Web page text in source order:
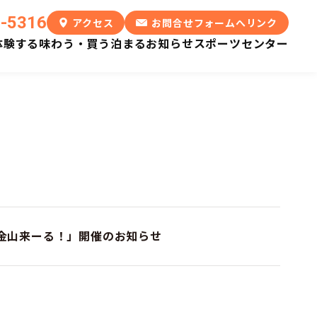
5316 アクセス お問合せフォームへリンク
する味わう・買う泊まるお知らせスポーツセンター
来ーる！」開催のお知らせ